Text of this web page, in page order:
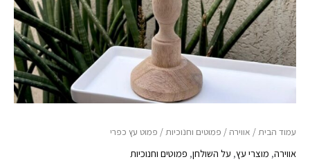
עמוד הבית/ אווירה / פמוטים וחנוכיות/ פמוט עץ כפרי
אווירה, מוצרי עץ, על השולחן, פמוטים וחנוכיות